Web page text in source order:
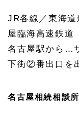
JR各線／東海
屋臨海高速鉄道
名古屋駅から …
下街②番出口を
名古屋相続相談